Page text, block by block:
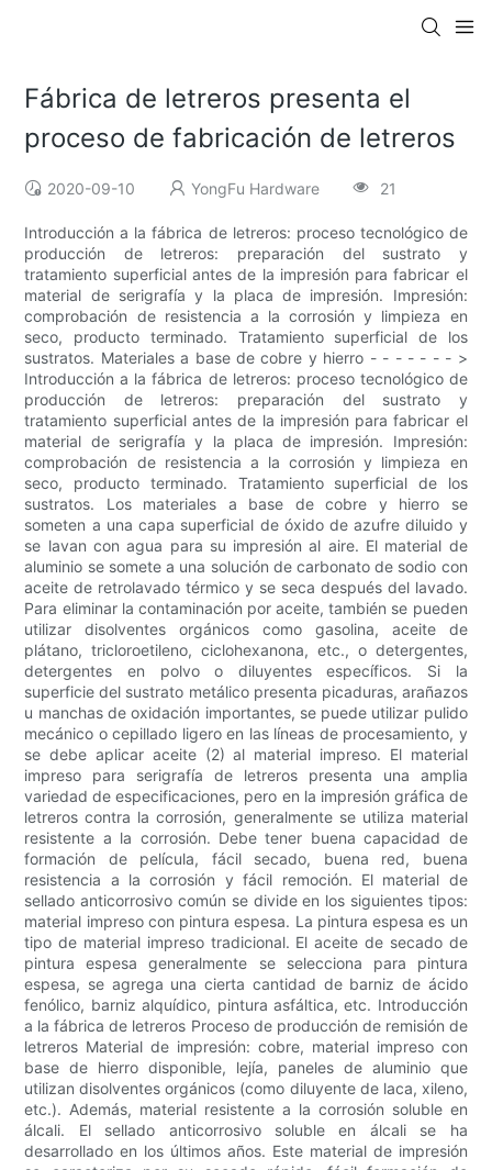
Fábrica de letreros presenta el
proceso de fabricación de letreros
2020-09-10 YongFu Hardware 21
Introducción a la fábrica de letreros: proceso tecnológico de
producción de letreros: preparación del sustrato y
tratamiento superficial antes de la impresión para fabricar el
material de serigrafía y la placa de impresión. Impresión:
comprobación de resistencia a la corrosión y limpieza en
seco, producto terminado. Tratamiento superficial de los
sustratos. Materiales a base de cobre y hierro - - - - - - - >
Introducción a la fábrica de letreros: proceso tecnológico de
producción de letreros: preparación del sustrato y
tratamiento superficial antes de la impresión para fabricar el
material de serigrafía y la placa de impresión. Impresión:
comprobación de resistencia a la corrosión y limpieza en
seco, producto terminado. Tratamiento superficial de los
sustratos. Los materiales a base de cobre y hierro se
someten a una capa superficial de óxido de azufre diluido y
se lavan con agua para su impresión al aire. El material de
aluminio se somete a una solución de carbonato de sodio con
aceite de retrolavado térmico y se seca después del lavado.
Para eliminar la contaminación por aceite, también se pueden
utilizar disolventes orgánicos como gasolina, aceite de
plátano, tricloroetileno, ciclohexanona, etc., o detergentes,
detergentes en polvo o diluyentes específicos. Si la
superficie del sustrato metálico presenta picaduras, arañazos
u manchas de oxidación importantes, se puede utilizar pulido
mecánico o cepillado ligero en las líneas de procesamiento, y
se debe aplicar aceite (2) al material impreso. El material
impreso para serigrafía de letreros presenta una amplia
variedad de especificaciones, pero en la impresión gráfica de
letreros contra la corrosión, generalmente se utiliza material
resistente a la corrosión. Debe tener buena capacidad de
formación de película, fácil secado, buena red, buena
resistencia a la corrosión y fácil remoción. El material de
sellado anticorrosivo común se divide en los siguientes tipos:
material impreso con pintura espesa. La pintura espesa es un
tipo de material impreso tradicional. El aceite de secado de
pintura espesa generalmente se selecciona para pintura
espesa, se agrega una cierta cantidad de barniz de ácido
fenólico, barniz alquídico, pintura asfáltica, etc. Introducción
a la fábrica de letreros Proceso de producción de remisión de
letreros Material de impresión: cobre, material impreso con
base de hierro disponible, lejía, paneles de aluminio que
utilizan disolventes orgánicos (como diluyente de laca, xileno,
etc.). Además, material resistente a la corrosión soluble en
álcali. El sellado anticorrosivo soluble en álcali se ha
desarrollado en los últimos años. Este material de impresión